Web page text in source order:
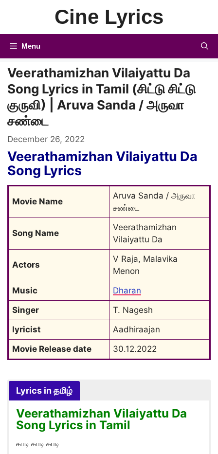
Cine Lyrics
Menu
Veerathamizhan Vilaiyattu Da
Song Lyrics in Tamil (சிட்டு சிட்டு
குருவி) | Aruva Sanda / அருவா
சண்டை
December 26, 2022
Veerathamizhan Vilaiyattu Da
Song Lyrics
Movie Name
Aruva Sanda / அருவா
சண்டை
Song Name
Veerathamizhan
Vilaiyattu Da
Actors
V Raja, Malavika
Menon
Music
Dharan
Singer
T. Nagesh
lyricist
Aadhiraajan
Movie Release date
30.12.2022
Lyrics in தமிழ்
Veerathamizhan Vilaiyattu Da
Song Lyrics in Tamil
கபடி கபடி கபடி